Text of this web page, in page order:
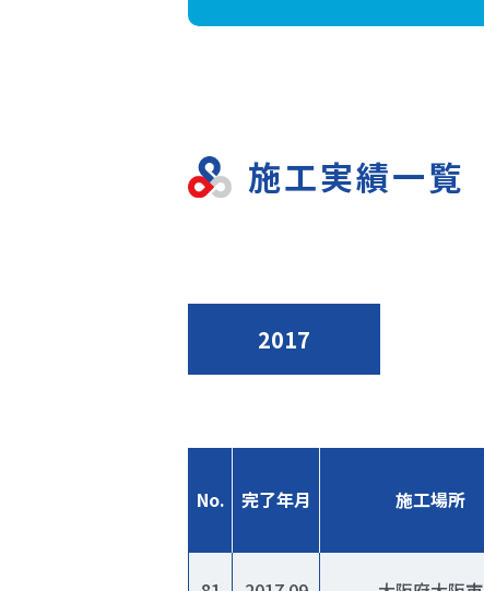
施工実績一覧
2017
No. 完了年月 施工場所